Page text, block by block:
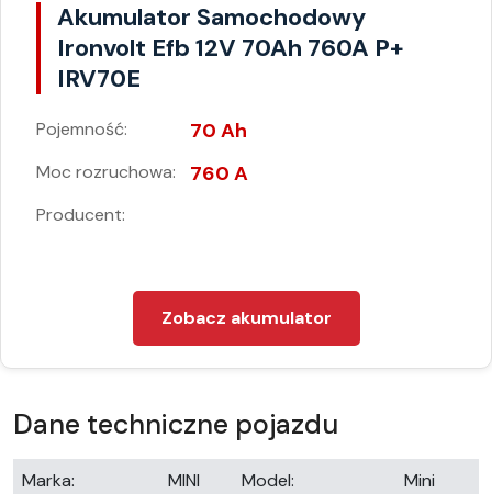
Akumulator Samochodowy
Ironvolt Efb 12V 70Ah 760A P+
IRV70E
Pojemność: 70 Ah
Moc rozruchowa: 760 A
Producent:
Zobacz akumulator
Dane techniczne pojazdu
Marka: MINI Model:
Mini